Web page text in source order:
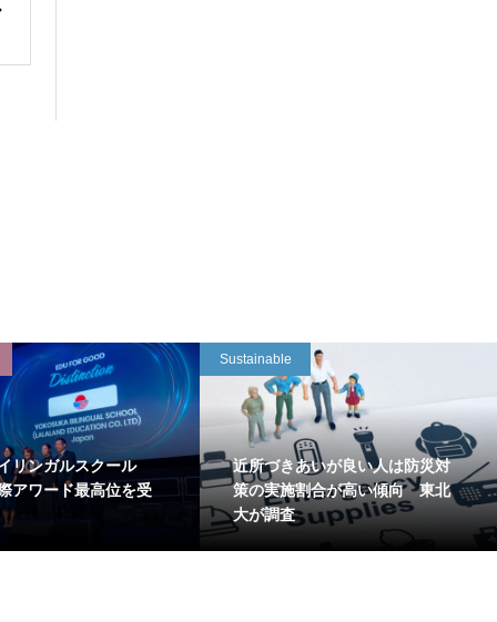
リンガルスクール
アワード最高位を受
Sustainable
近所づきあいが良い人は防災対
策の実施割合が高い傾向 東北
大が調査